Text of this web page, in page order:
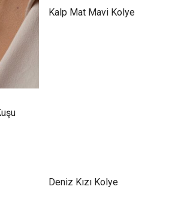
Kalp Mat Mavi Kolye
Deniz Kızı Kolye